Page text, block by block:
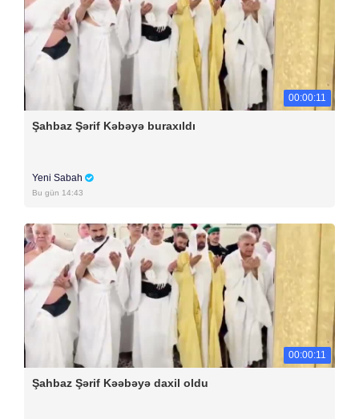
00:00:11
Şahbaz Şərif Kəbəyə buraxıldı
Yeni Sabah
Bu gün 14:43
00:00:11
Şahbaz Şərif Kəəbəyə daxil oldu